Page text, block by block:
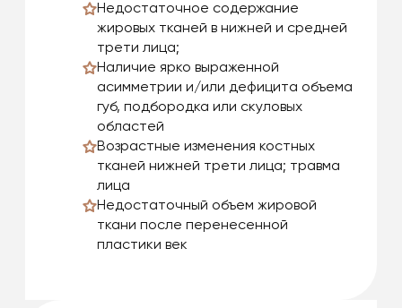
Недостаточное содержание
жировых тканей в нижней и средней
трети лица;
Наличие ярко выраженной
асимметрии и/или дефицита объема
губ, подбородка или скуловых
областей
Возрастные изменения костных
тканей нижней трети лица; травма
лица
Недостаточный объем жировой
ткани после перенесенной
пластики век